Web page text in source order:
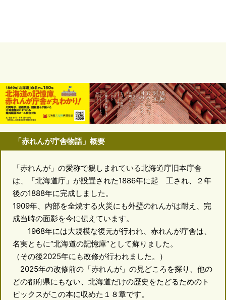
「赤れんが庁舎物語」概要
「赤れんが」の愛称で親しまれている北海道庁旧本庁舎
は、「北海道庁」が設置された1886年に起 工され、２年
後の1888年に完成しました。
1909年、内部を全焼する火災にも外壁のれんがは耐え、完
成当時の面影を今に伝えています。
1968年には大規模な復元が行われ、赤れんが庁舎は、
名実ともに“北海道の記憶庫”として蘇りました。
（その後2025年にも改修が行われました。）
2025年の改修前の「赤れんが」の見どころを探り、他の
どの都府県にもない、北海道だけの歴史をたどるためのト
ピックスがこの本に収めた１８章です。